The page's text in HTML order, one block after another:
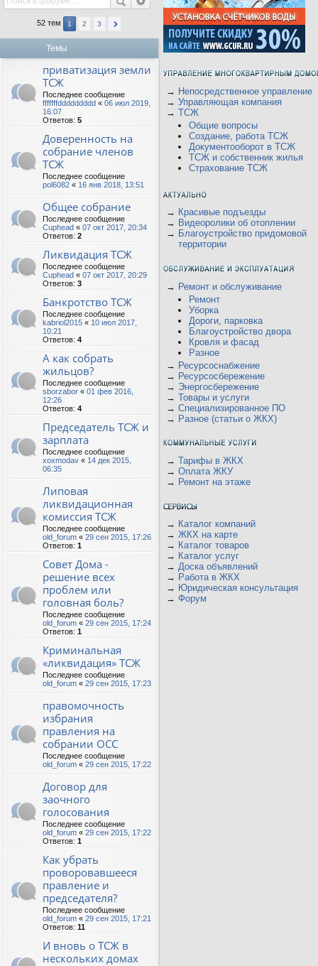
52 тем 1 2 3
Темы
приватизация земли
ТСЖ
Последнее сообщение
fffffffddddddddd « 06 июл 2019,
16:07
Ответов: 5
Доверенность на
собрание членов
ТСЖ
Последнее сообщение
pol6082 « 16 янв 2018, 13:51
Общее собрание
Последнее сообщение
Cuphead « 07 окт 2017, 20:34
Ответов: 2
Ликвидация ТСЖ
Последнее сообщение
Cuphead « 07 окт 2017, 20:29
Ответов: 3
Банкротство ТСЖ
Последнее сообщение
kabriol2015 « 10 июл 2017,
10:21
Ответов: 4
А как собрать
жильцов?
Последнее сообщение
sborzabor « 01 фев 2016,
12:26
Ответов: 4
Председатель ТСЖ и
зарплата
Последнее сообщение
xoxmodav « 14 дек 2015,
06:35
Липовая
ликвидационная
комиссия ТСЖ
Последнее сообщение
old_forum « 29 сен 2015, 17:26
Ответов: 1
Совет Дома -
решение всех
проблем или
головная боль?
Последнее сообщение
old_forum « 29 сен 2015, 17:24
Ответов: 1
Криминальная
«ликвидация» ТСЖ
Последнее сообщение
old_forum « 29 сен 2015, 17:23
правомочность
избрания
правления на
собрании ОСС
Последнее сообщение
old_forum « 29 сен 2015, 17:22
Договор для
заочного
голосования
Последнее сообщение
old_forum « 29 сен 2015, 17:22
Ответов: 1
Как убрать
проворовавшееся
правление и
председателя?
Последнее сообщение
old_forum « 29 сен 2015, 17:21
Ответов: 11
И вновь о ТСЖ в
нескольких домах
→ Непосредственное управление
→ Управляющая компания
→ ТСЖ
Общие вопросы
Создание, работа ТСЖ
Документооборот в ТСЖ
ТСЖ и собственник жилья
Страхование ТСЖ
→ Красивые подъезды
→ Видеоролики об отоплении
→ Благоустройство придомовой
территории
→ Ремонт и обслуживание
Ремонт
Уборка
Дороги, парковка
Благоустройство двора
Кровля и фасад
Разное
→ Ресурсоснабжение
→ Ресурсосбережение
→ Энергосбережение
→ Товары и услуги
→ Специализированное ПО
→ Разное (статьи о ЖКХ)
→ Тарифы в ЖКХ
→ Оплата ЖКУ
→ Ремонт на этаже
→ Каталог компаний
→ ЖКХ на карте
→ Каталог товаров
→ Каталог услуг
→ Доска объявлений
→ Работа в ЖКХ
→ Юридическая консультация
→ Форум